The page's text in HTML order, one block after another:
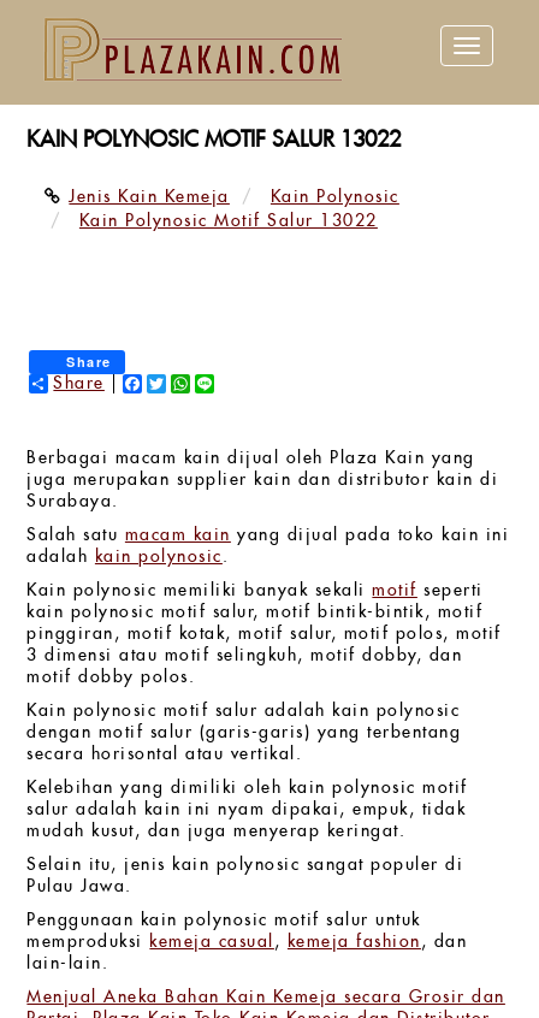
Toggle
navigation
KAIN POLYNOSIC MOTIF SALUR 13022
Jenis Kain Kemeja
Kain Polynosic
Kain Polynosic Motif Salur 13022
Share
Share Facebook
TwitterWhatsApp
Berbagai macam kain dijual oleh Plaza Kain yang
juga merupakan supplier kain dan distributor kain di
Surabaya.
Salah satu macam kain yang dijual pada toko kain ini
adalah kain polynosic.
Kain polynosic memiliki banyak sekalimotif seperti
kain polynosic motif salur, motif bintik-bintik, motif
pinggiran, motif kotak, motif salur, motif polos, motif
3 dimensi atau motif selingkuh, motif dobby, dan
motif dobby polos.
Kain polynosic motif salur adalah kain polynosic
dengan motif salur (garis-garis) yang terbentang
secara horisontal atau vertikal.
Kelebihan yang dimiliki oleh kain polynosic motif
salur adalah kain ini nyam dipakai, empuk, tidak
mudah kusut, dan juga menyerap keringat.
Selain itu, jenis kain polynosic sangat populer di
Pulau Jawa.
Penggunaan kain polynosic motif salur untuk
memproduksi
kemeja casual , kemeja fashion, dan
lain-lain.
Menjual Aneka Bahan Kain Kemeja secara Grosir dan